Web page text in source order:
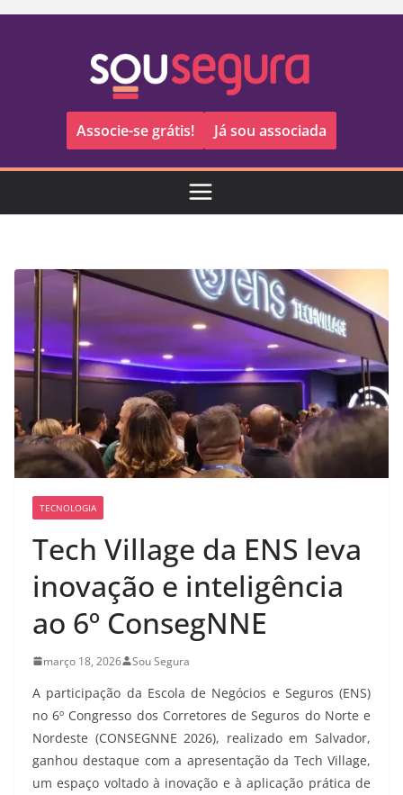
Pular
Associe-se grátis! Já sou associada
TECNOLOGIA
Tech Village da ENS leva
inovação e inteligência
ao 6º ConsegNNE
março 18, 2026 Sou Segura
A participação da Escola de Negócios e Seguros (ENS)
no 6º Congresso dos Corretores de Seguros do Norte e
Nordeste (CONSEGNNE 2026), realizado em Salvador,
ganhou destaque com a apresentação da Tech Village,
um espaço voltado à inovação e à aplicação prática de